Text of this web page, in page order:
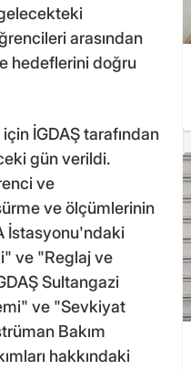
arasından
hedeflerini doğru
İGDAŞ tarafından
gün verildi.
ve
ve ölçümlerinin
İstasyonu'ndaki
ve "Reglaj ve
Sultangazi
ve "Sevkiyat
Bakım
hakkındaki